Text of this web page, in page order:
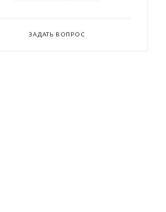
ЗАДАТЬ ВОПРОС